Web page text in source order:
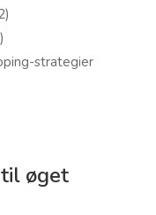
strategier
øget